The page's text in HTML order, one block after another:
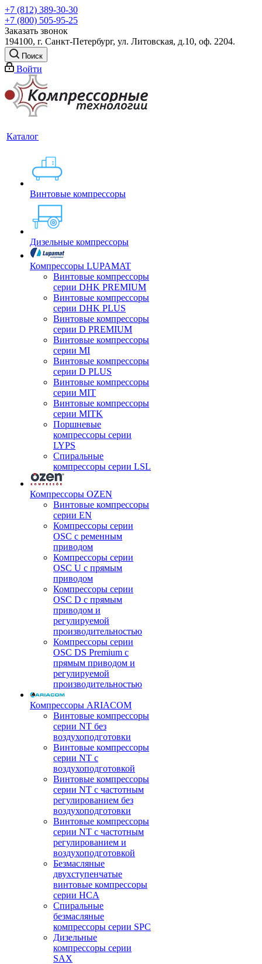
+7 (812) 389-30-30
+7 (800) 505-95-25
Заказать звонок
194100, г. Санкт-Петербург, ул. Литовская, д.10, оф. 2204.
Поиск
Войти
Каталог
Винтовые компрессоры
Дизельные компрессоры
Компрессоры LUPAMAT
Винтовые компрессоры
серии DHK PREMIUM
Винтовые компрессоры
серии DHK PLUS
Винтовые компрессоры
серии D PREMIUM
Винтовые компрессоры
серии MI
Винтовые компрессоры
серии D PLUS
Винтовые компрессоры
серии MIT
Винтовые компрессоры
серии MITK
Поршневые
компрессоры серии
LYPS
Спиральные
компрессоры серии LSL
Компрессоры OZEN
Винтовые компрессоры
серии EN
Компрессоры серии
OSC с ременным
приводом
Компрессоры серии
OSC U с прямым
приводом
Компрессоры серии
OSC D с прямым
приводом и
регулируемой
производительностью
Компрессоры серии
OSC DS Premium с
прямым приводом и
регулируемой
производительностью
Компрессоры ARIACOM
Винтовые компрессоры
серии NT без
воздухоподготовки
Винтовые компрессоры
серии NT c
воздухоподготовкой
Винтовые компрессоры
серии NT с частотным
регулированием без
воздухоподготовки
Винтовые компрессоры
серии NT с частотным
регулированием и
воздухоподготовкой
Безмасляные
двухступенчатые
винтовые компрессоры
серии HCA
Спиральные
безмасляные
компрессоры серии SPC
Дизельные
компрессоры серии
SAX